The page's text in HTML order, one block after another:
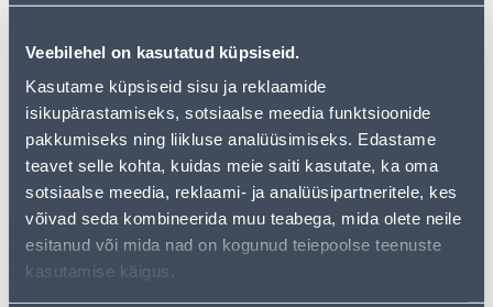
Veebilehel on kasutatud küpsiseid.
Kasutame küpsiseid sisu ja reklaamide
isikupärastamiseks, sotsiaalse meedia funktsioonide
pakkumiseks ning liikluse analüüsimiseks. Edastame
teavet selle kohta, kuidas meie saiti kasutate, ka oma
sotsiaalse meedia, reklaami- ja analüüsipartneritele, kes
võivad seda kombineerida muu teabega, mida olete neile
esitanud või mida nad on kogunud teiepoolse teenuste
kasutamise käigus.
− + LISA OSTUKORVI
Vaata saadavust
• Oksatangid.
• 14-päevane tagastusõigus